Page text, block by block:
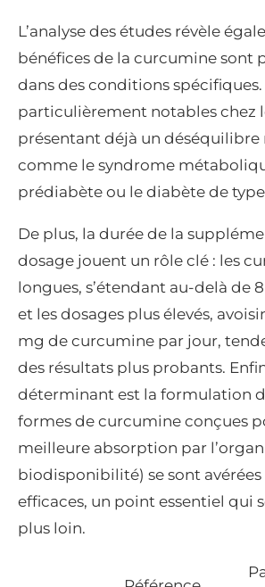
L’analyse des études révèle
bénéfices de la curcumine sont
dans des conditions spécifiques.
particulièrement notables chez
présentant déjà un
comme le syndrome
prédiabète ou le diabète de type
De plus, la durée de la
dosage jouent un rôle clé : les
longues, s’étendant au-delà de 8
et les dosages plus élevés,
mg de curcumine par jour,
des résultats plus probants.
déterminant est la formulation
formes de curcumine conçues
meilleure absorption par
biodisponibilité) se sont
efficaces, un point essentiel qui
plus loin.